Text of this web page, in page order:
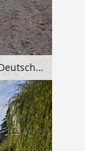
Schloss in Lübbenau, Spreewald, Brandenburg, Deutschland